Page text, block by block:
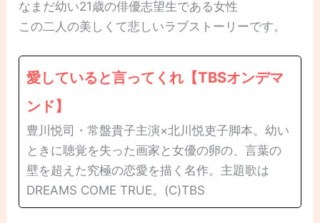
なまだ幼い21歳の俳優志望生である女性
この二人の美しくて悲しいラブストーリーです。
愛していると言ってくれ【TBSオンデマ
ンド】
豊川悦司・常盤貴子主演×北川悦吏子脚本。幼い
ときに聴覚を失った画家と女優の卵の、言葉の
壁を超えた究極の恋愛を描く名作。主題歌は
DREAMS COME TRUE。(C)TBS